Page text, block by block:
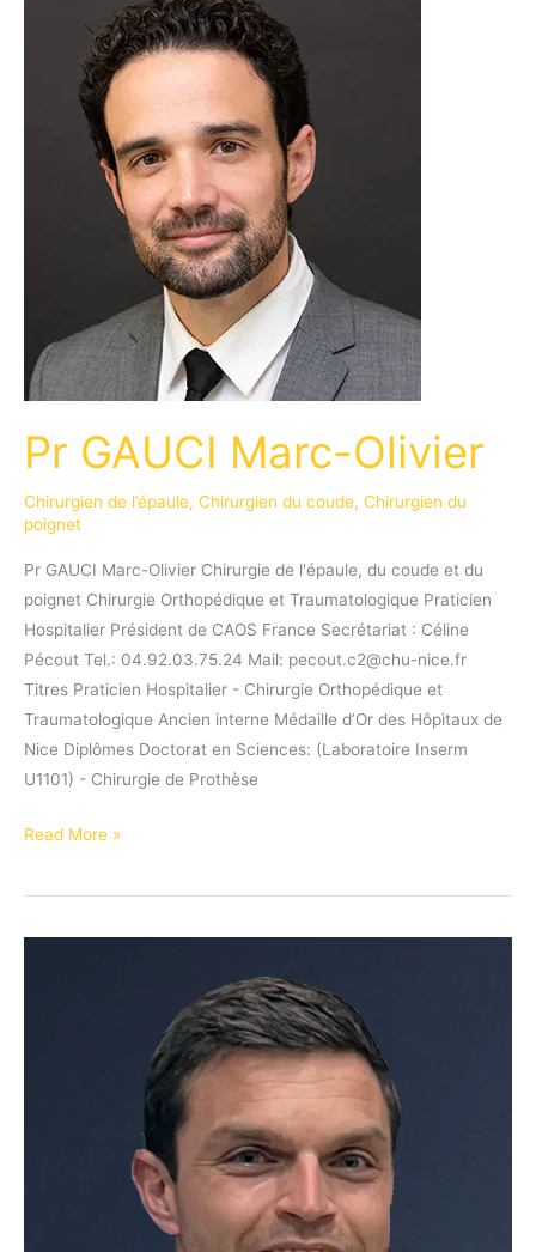
Pr GAUCI Marc-Olivier
Chirurgien de l’épaule, Chirurgien du coude, Chirurgien du
poignet
Pr GAUCI Marc-Olivier Chirurgie de l'épaule, du coude et du
poignet Chirurgie Orthopédique et Traumatologique Praticien
Hospitalier Président de CAOS France Secrétariat : Céline
Pécout Tel.: 04.92.03.75.24 Mail: pecout.c2@chu-nice.fr
Titres Praticien Hospitalier - Chirurgie Orthopédique et
Traumatologique Ancien interne Médaille d’Or des Hôpitaux de
Nice Diplômes Doctorat en Sciences: (Laboratoire Inserm
U1101) - Chirurgie de Prothèse
Pr
Marc-
Read More »